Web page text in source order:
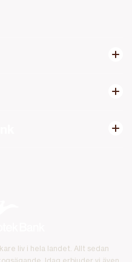
liv i hela landet. Allt sedan